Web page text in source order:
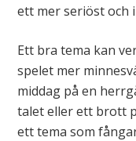
ett mer seriöst och
Ett bra tema kan
spelet mer
middag på en
talet eller ett brott
ett tema som